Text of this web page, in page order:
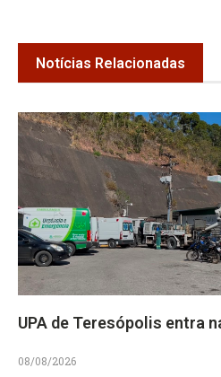
Notícias Relacionadas
UPA de Teresópolis entra
08/08/2026